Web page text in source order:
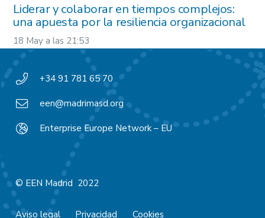
Liderar y colaborar en tiempos complejos:
una apuesta por la resiliencia organizacional
18 May a las 21:53
+34 91 781 65 70
een@madrimasd.org
Enterprise Europe Network – EU
© EEN Madrid 2022
Aviso legal Privacidad Cookies